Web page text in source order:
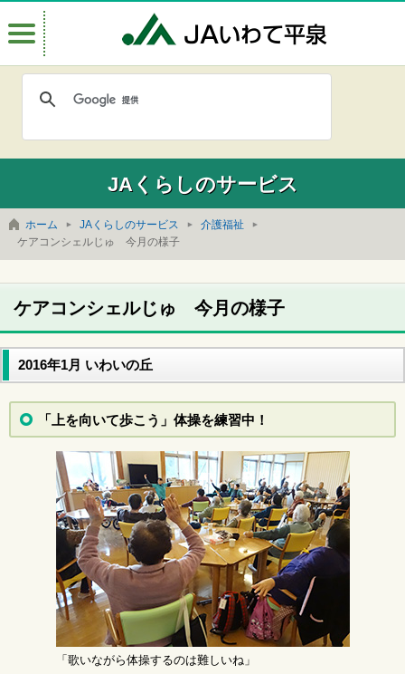
JAくらしのサービス
ホーム JAくらしのサービス
介護福祉
ケアコンシェルじゅ 今月の様子
ケアコンシェルじゅ 今月の様子
2016年1月 いわいの丘
「上を向いて歩こう」体操を練習中！
「歌いながら体操するのは難しいね」